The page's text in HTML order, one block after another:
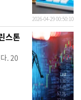
2026-04-29 00:50:10
스톤
)이 업데이트를 발표했다. 20